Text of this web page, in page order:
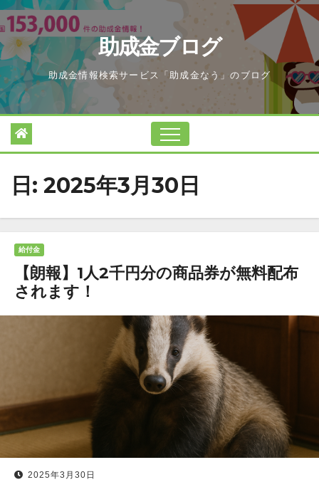
Skip
to
content
助成金ブログ
助成金情報検索サービス「助成金なう」のブログ
日: 2025年3月30日
給付金
【朗報】1人2千円分の商品券が無料配布
されます！
2025年3月30日